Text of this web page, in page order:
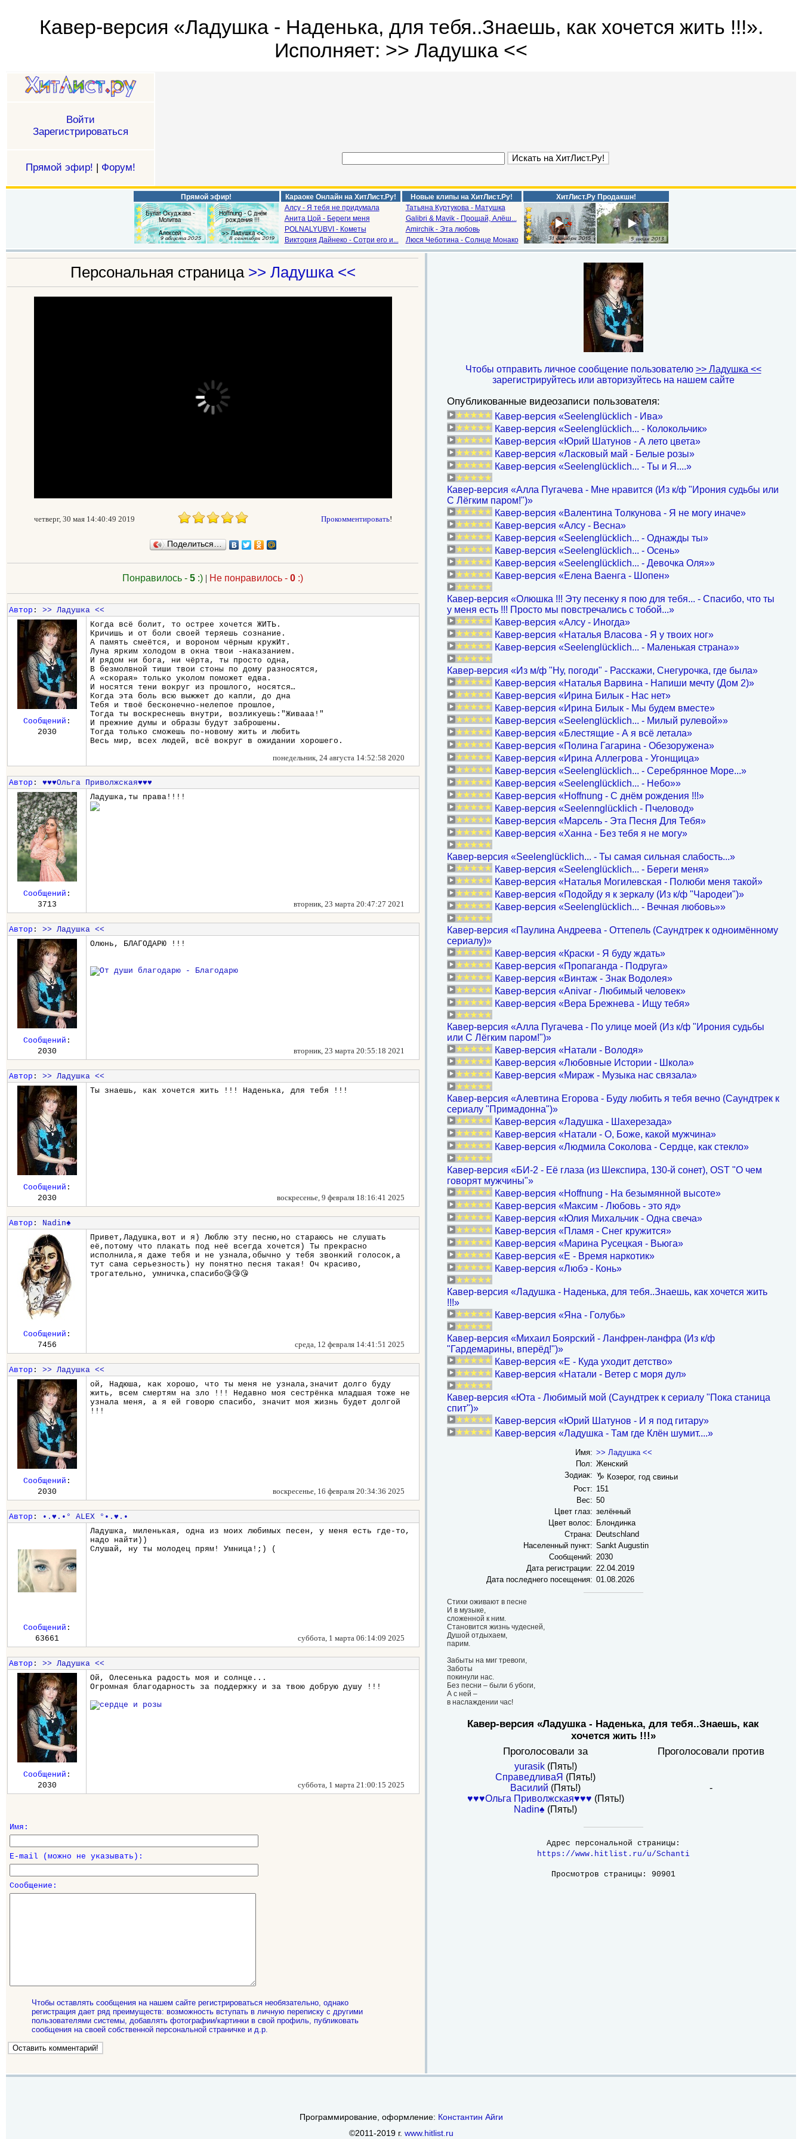
Кавер-версия «Ладушка - Наденька, для тебя..Знаешь, как хочется жить !!!».
Исполняет: >> Ладушка <<
Войти
Зарегистрироваться
Прямой эфир! | Форум!
Прямой эфир!
Караоке Онлайн на ХитЛист.Ру!
Алсу - Я тебя не придумала
Анита Цой - Береги меня
POLNALYUBVI - Кометы
Виктория Дайнеко - Сотри его и...
Новые клипы на ХитЛист.Ру!
Татьяна Куртукова - Матушка
Galibri & Mavik - Прощай, Алёш...
Amirchik - Эта любовь
Люся Чеботина - Солнце Монако
ХитЛист.Ру Продакшн!
Персональная страница >> Ладушка <<
четверг, 30 мая 14:40:49 2019 Прокомментировать!
Поделиться…
Понравилось -5 :) | Не понравилось -0 :)
Автор :>> Ладушка <<
Когда всё болит, то острее хочется ЖИТЬ.
Кричишь и от боли своей теряешь сознание.
А память смеётся, и вороном чёрным кружИт.
Луна ярким холодом в окна твои -наказанием.
И рядом ни бога, ни чёрта, ты просто одна,
В безмолвной тиши твои стоны по дому разносятся,
А «скорая» только уколом поможет едва.
И носятся тени вокруг из прошлого, носятся…
Когда эта боль всю выжжет до капли, до дна
Тебя и твоё бесконечно-нелепое прошлое,
Тогда ты воскреснешь внутри, возликуешь:"Живааа!"
И прежние думы и образы будут заброшены.
Тогда только сможешь по-новому жить и любить
Весь мир, всех людей, всё вокруг в ожидании хорошего.
понедельник, 24 августа 14:52:58 2020
Сообщений :
2030
Автор :♥♥♥Ольга Приволжская♥♥♥
Ладушка,ты права!!!!
вторник, 23 марта 20:47:27 2021
Сообщений :
3713
Автор :>> Ладушка <<
Олюнь, БЛАГОДАРЮ !!!
вторник, 23 марта 20:55:18 2021
Сообщений :
2030
Автор :>> Ладушка <<
Ты знаешь, как хочется жить !!! Наденька, для тебя !!!
воскресенье, 9 февраля 18:16:41 2025
Сообщений :
2030
Автор : Nadin♠
Привет,Ладушка,вот и я) Люблю эту песню,но стараюсь не слушать
её,потому что плакать под неё всегда хочется) Ты прекрасно
исполнила,я даже тебя и не узнала,обычно у тебя звонкий голосок,а
тут сама серьезность) ну понятно песня такая! Оч красиво,
трогательно, умничка,спасибо😘😘😘
среда, 12 февраля 14:41:51 2025
Сообщений :
7456
Автор :>> Ладушка <<
ой, Надюша, как хорошо, что ты меня не узнала,значит долго буду
жить, всем смертям на зло !!! Недавно моя сестрёнка младшая тоже не
узнала меня, а я ей говорю спасибо, значит моя жизнь будет долгой
!!!
воскресенье, 16 февраля 20:34:36 2025
Сообщений :
2030
Автор :
•.♥.•° ALEX °•.♥.•
Ладушка, миленькая, одна из моих любимых песен, у меня есть где-то,
надо найти))
Слушай, ну ты молодец прям! Умница!;) (
суббота, 1 марта 06:14:09 2025
Сообщений :
63661
Автор :>> Ладушка <<
Ой, Олесенька радость моя и солнце...
Огромная благодарность за поддержку и за твою добрую душу !!!
суббота, 1 марта 21:00:15 2025
Сообщений :
2030
Имя:
E-mail (можно не указывать):
Сообщение:
Чтобы оставлять сообщения на нашем сайте регистрироваться необязательно, однако
регистрация дает ряд преимуществ: возможность вступать в личную переписку с другими
пользователями системы, добавлять фотографии/картинки в свой профиль, публиковать
сообщения на своей собственной персональной страничке и д.р.
Чтобы отправить личное сообщение пользователю >> Ладушка <<
зарегистрируйтесь или авторизуйтесь на нашем сайте
Опубликованные видеозаписи пользователя:
Кавер-версия «Seelenglücklich - Ива»
Кавер-версия «Seelenglücklich... - Колокольчик»
Кавер-версия «Юрий Шатунов - А лето цвета»
Кавер-версия «Ласковый май - Белые розы»
Кавер-версия «Seelenglücklich... - Ты и Я....»
Кавер-версия «Алла Пугачева - Мне нравится (Из к/ф "Ирония судьбы или
С Лёгким паром!")»
Кавер-версия «Валентина Толкунова - Я не могу иначе»
Кавер-версия «Алсу - Весна»
Кавер-версия «Seelenglücklich... - Однажды ты»
Кавер-версия «Seelenglücklich... - Осень»
Кавер-версия «Seelenglücklich... - Девочка Оля»»
Кавер-версия «Елена Ваенга - Шопен»
Кавер-версия «Олюшка !!! Эту песенку я пою для тебя... - Спасибо, что ты
у меня есть !!! Просто мы повстречались с тобой...»
Кавер-версия «Алсу - Иногда»
Кавер-версия «Наталья Власова - Я у твоих ног»
Кавер-версия «Seelenglücklich... - Маленькая страна»»
Кавер-версия «Из м/ф "Ну, погоди" - Расскажи, Снегурочка, где была»
Кавер-версия «Наталья Варвина - Напиши мечту (Дом 2)»
Кавер-версия «Ирина Билык - Нас нет»
Кавер-версия «Ирина Билык - Мы будем вместе»
Кавер-версия «Seelenglücklich... - Милый рулевой»»
Кавер-версия «Блестящие - А я всё летала»
Кавер-версия «Полина Гагарина - Обезоружена»
Кавер-версия «Ирина Аллегрова - Угонщица»
Кавер-версия «Seelenglücklich... - Серебрянное Море...»
Кавер-версия «Seelenglücklich... - Небо»»
Кавер-версия «Hoffnung - С днём рождения !!!»
Кавер-версия «Seelennglücklich - Пчеловод»
Кавер-версия «Марсель - Эта Песня Для Тебя»
Кавер-версия «Ханна - Без тебя я не могу»
Кавер-версия «Seelenglücklich... - Ты самая сильная слабость...»
Кавер-версия «Seelenglücklich... - Береги меня»
Кавер-версия «Наталья Могилевская - Полюби меня такой»
Кавер-версия «Подойду я к зеркалу (Из к/ф "Чародеи")»
Кавер-версия «Seelenglücklich... - Вечная любовь»»
Кавер-версия «Паулина Андреева - Оттепель (Саундтрек к одноимённому
сериалу)»
Кавер-версия «Краски - Я буду ждать»
Кавер-версия «Пропаганда - Подруга»
Кавер-версия «Винтаж - Знак Водолея»
Кавер-версия «Anivar - Любимый человек»
Кавер-версия «Вера Брежнева - Ищу тебя»
Кавер-версия «Алла Пугачева - По улице моей (Из к/ф "Ирония судьбы
или С Лёгким паром!")»
Кавер-версия «Натали - Володя»
Кавер-версия «Любовные Истории - Школа»
Кавер-версия «Мираж - Музыка нас связала»
Кавер-версия «Алевтина Егорова - Буду любить я тебя вечно (Саундтрек к
сериалу "Примадонна")»
Кавер-версия «Ладушка - Шахерезада»
Кавер-версия «Натали - О, Боже, какой мужчина»
Кавер-версия «Людмила Соколова - Сердце, как стекло»
Кавер-версия «БИ-2 - Её глаза (из Шекспира, 130-й сонет), OST "О чем
говорят мужчины"»
Кавер-версия «Hoffnung - На безымянной высоте»
Кавер-версия «Максим - Любовь - это яд»
Кавер-версия «Юлия Михальчик - Одна свеча»
Кавер-версия «Пламя - Снег кружится»
Кавер-версия «Марина Русецкая - Вьюга»
Кавер-версия «E - Время наркотик»
Кавер-версия «Любэ - Конь»
Кавер-версия «Ладушка - Наденька, для тебя..Знаешь, как хочется жить
!!!»
Кавер-версия «Яна - Голубь»
Кавер-версия «Михаил Боярский - Ланфрен-ланфра (Из к/ф
"Гардемарины, вперёд!")»
Кавер-версия «E - Куда уходит детство»
Кавер-версия «Натали - Ветер с моря дул»
Кавер-версия «Юта - Любимый мой (Саундтрек к сериалу "Пока станица
спит")»
Кавер-версия «Юрий Шатунов - И я под гитару»
Кавер-версия «Ладушка - Там где Клён шумит....»
Имя: >> Ладушка <<
Пол: Женский
Зодиак: ♑ Козерог, год свиньи
Рост: 151
Вес: 50
Цвет глаз: зелённый
Цвет волос: Блондинка
Страна: Deutschland
Населенный пункт: Sankt Augustin
Сообщений: 2030
Дата регистрации: 22.04.2019
Дата последнего посещения: 01.08.2026
Стихи оживают в песне
И в музыке,
сложенной к ним.
Становится жизнь чудесней,
Душой отдыхаем,
парим.
Забыты на миг тревоги,
Заботы
покинули нас.
Без песни – были б убоги,
А с ней –
в наслаждении час!
Кавер-версия «Ладушка - Наденька, для тебя..Знаешь, как
хочется жить !!!»
Проголосовали за
Проголосовали против
yurasik(Пять!)
СправедливаЯ (Пять!)
Василий (Пять!)
♥♥♥Ольга Приволжская♥♥♥ (Пять!)
Nadin♠ (Пять!)
-
Адрес персональной страницы:
https://www.hitlist.ru/u/Schanti
Просмотров страницы: 90901
Программирование, оформление: Константин Айги
©2011-2019 г. www.hitlist.ru